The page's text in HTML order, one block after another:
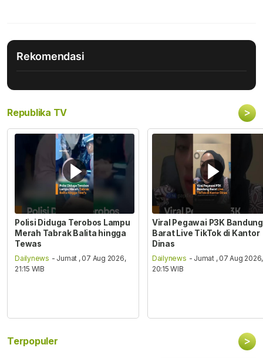
Rekomendasi
Republika TV >
Polisi Diduga Terobos Lampu
Merah Tabrak Balita hingga
Tewas
Dailynews - Jumat , 07 Aug 2026,
21:15 WIB
Viral Pegawai P3K Bandung
Barat Live TikTok di Kantor
Dinas
Dailynews - Jumat , 07 Aug 2026,
20:15 WIB
Terpopuler >